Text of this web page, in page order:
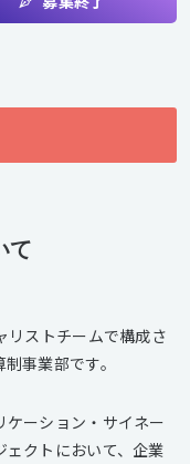
て
リストチームで構成さ
事業部です。
ケーション・サイネー
クトにおいて、企業